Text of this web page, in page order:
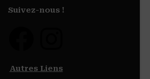
Suivez-nous !
Autres Liens